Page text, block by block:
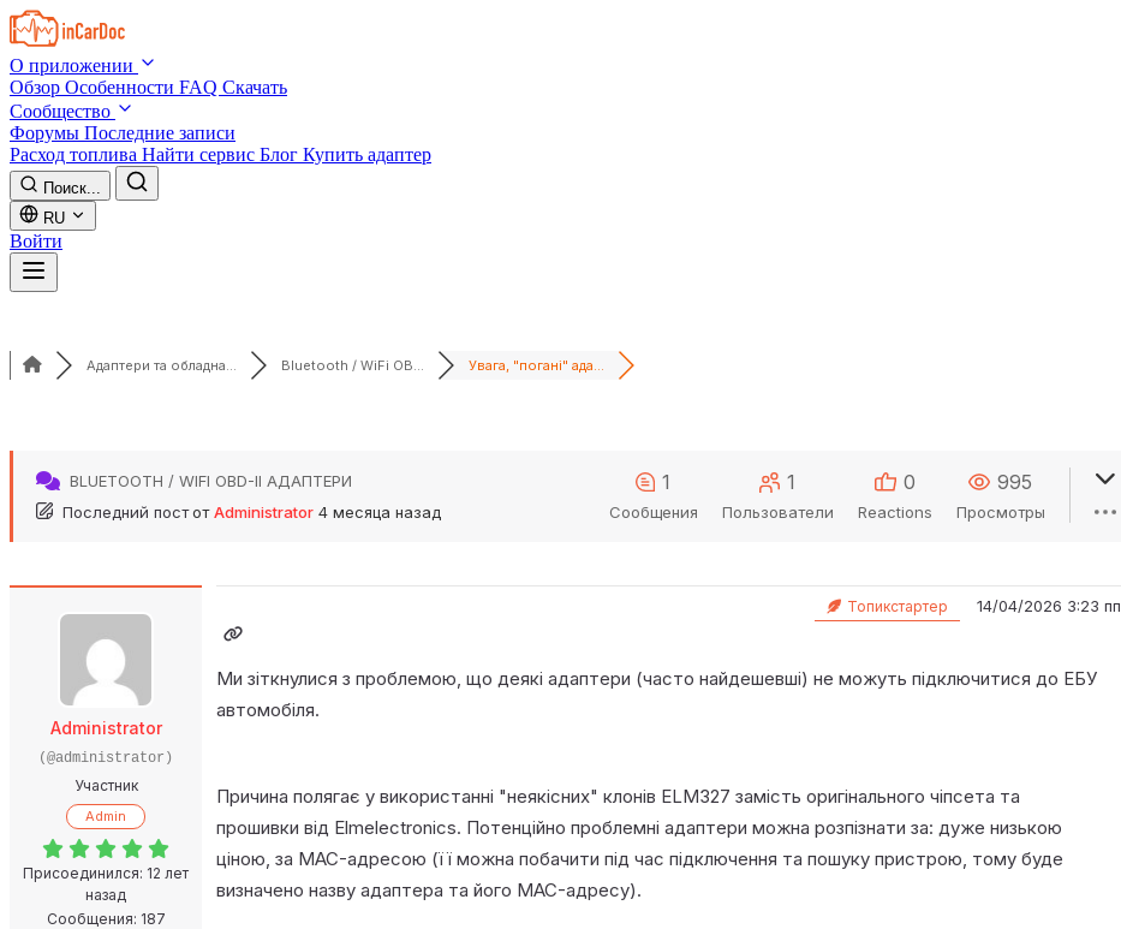
Skip to main content
О приложении
Обзор Особенности FAQ Скачать
Сообщество
Форумы Последние записи
Расход топлива Найти сервис Блог Купить адаптер
Поиск...
RU
Войти
Адаптери та обладна... Bluetooth / WiFi OB... Увага, "погані" ада...
BLUETOOTH / WIFI OBD-II АДАПТЕРИ
Последний постот Administrator 4 месяца назад
1
Сообщения
1
Пользователи
0
Reactions
995
Просмотры
Administrator
(@administrator)
Участник
Admin
Присоединился: 12 лет
назад
Сообщения: 187
Топикстартер 14/04/2026 3:23 пп
Ми зіткнулися з проблемою, що деякі адаптери (часто найдешевші) не можуть підключитися до ЕБУ
автомобіля.
Причина полягає у використанні "неякісних" клонів ELM327 замість оригінального чіпсета та
прошивки від Elmelectronics. Потенційно проблемні адаптери можна розпізнати за: дуже низькою
ціною, за MAC-адресою (її можна побачити під час підключення та пошуку пристрою, тому буде
визначено назву адаптера та його MAC-адресу).